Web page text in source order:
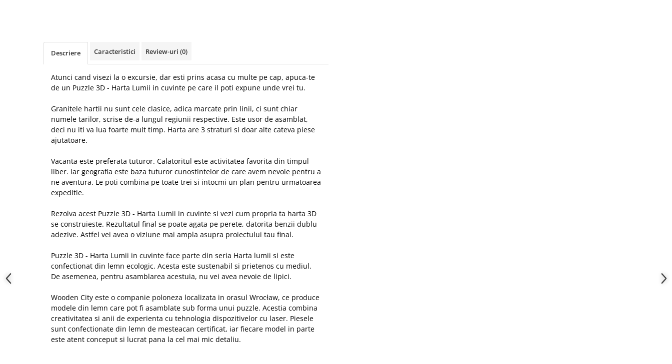
Descriere Caracteristici Review-uri (0)
Atunci cand visezi la o excursie, dar esti prins acasa cu multe pe cap, apuca-te
de un Puzzle 3D - Harta Lumii in cuvinte pe care il poti expune unde vrei tu.
Granitele hartii nu sunt cele clasice, adica marcate prin linii, ci sunt chiar
numele tarilor, scrise de-a lungul regiunii respective. Este usor de asamblat,
deci nu iti va lua foarte mult timp. Harta are 3 straturi si doar alte cateva piese
ajutatoare.
Vacanta este preferata tuturor. Calatoritul este activitatea favorita din timpul
liber. Iar geografia este baza tuturor cunostintelor de care avem nevoie pentru a
ne aventura. Le poti combina pe toate trei si intocmi un plan pentru urmatoarea
expeditie.
Rezolva acest Puzzle 3D - Harta Lumii in cuvinte si vezi cum propria ta harta 3D
se construieste. Rezultatul final se poate agata pe perete, datorita benzii dublu
adezive. Astfel vei avea o viziune mai ampla asupra proiectului tau final.
Puzzle 3D - Harta Lumii in cuvinte face parte din seria Harta lumii si este
confectionat din lemn ecologic. Acesta este sustenabil si prietenos cu mediul.
De asemenea, pentru asamblarea acestuia, nu vei avea nevoie de lipici.
Wooden City este o companie poloneza localizata in orasul Wrocław, ce produce
modele din lemn care pot fi asamblate sub forma unui puzzle. Acestia combina
creativitatea si anii de experienta cu tehnologia dispozitivelor cu laser. Piesele
sunt confectionate din lemn de mesteacan certificat, iar fiecare model in parte
este atent conceput si lucrat pana la cel mai mic detaliu.